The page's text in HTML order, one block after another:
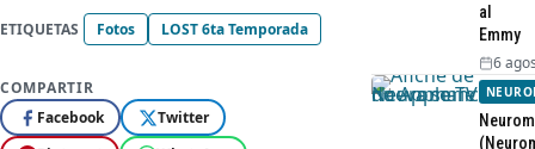
ETIQUETAS Fotos LOST 6ta Temporada
COMPARTIR
Facebook
Twitter
al
Emmy
6